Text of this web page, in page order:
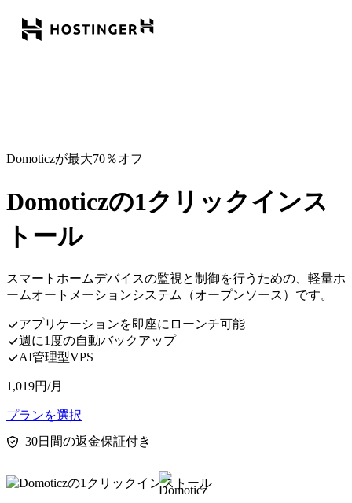
Domoticzが最大70％オフ
Domoticzの1クリックインス
トール
スマートホームデバイスの監視と制御を行うための、軽量ホ
ームオートメーションシステム（オープンソース）です。
アプリケーションを即座にローンチ可能
週に1度の自動バックアップ
AI管理型VPS
1,019円/月
プランを選択
30日間の返金保証付き